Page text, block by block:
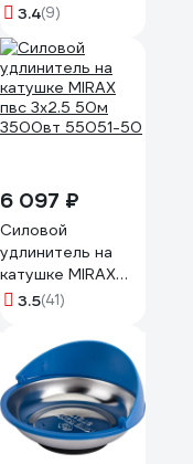
мм GTC-1800
3.4(9)
6 097 ₽
Силовой
удлинитель на
катушке MIRAX
пвс 3x2.5 50м
3.5(41)